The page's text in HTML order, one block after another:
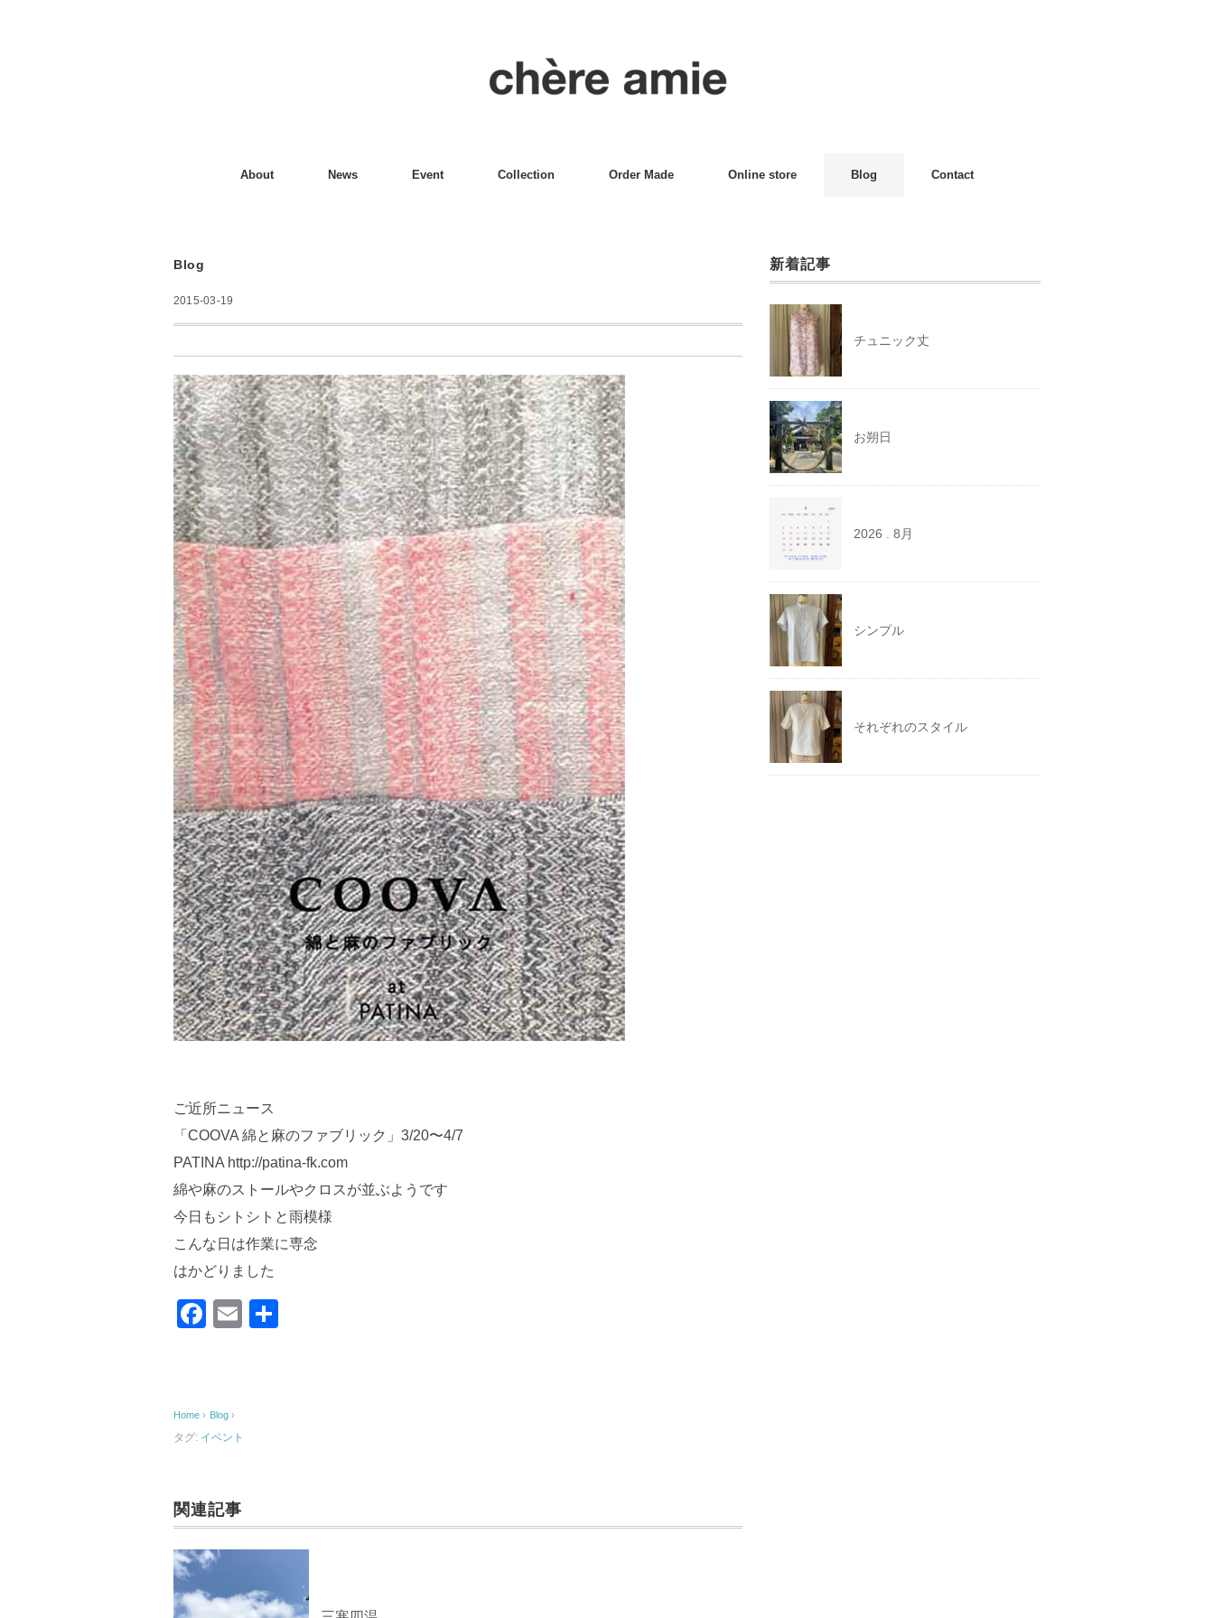
About News Event Collection Order Made Online store Blog Contact
Blog
2015-03-19
ご近所ニュース
「COOVA 綿と麻のファブリック」3/20〜4/7
PATINA http://patina-fk.com
綿や麻のストールやクロスが並ぶようです
今日もシトシトと雨模様
こんな日は作業に専念
はかどりました
F
b
k
E
Home › Blog ›
タグ: イベント
関連記事
新着記事
チュニック丈
お朔日
2026 . 8月
シンプル
それぞれのスタイル